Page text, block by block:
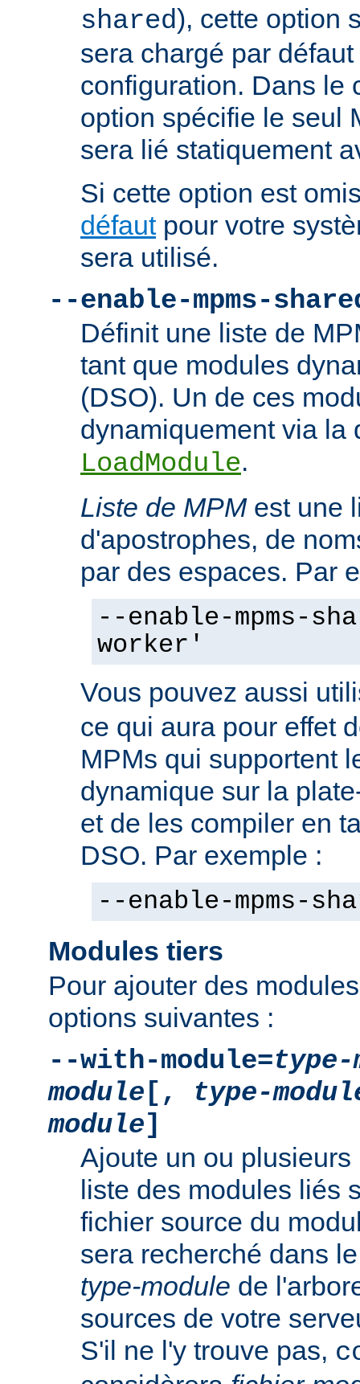
shared), cette option
sera chargé par
configuration. Dans le
option spécifie le seul
sera lié statiquement
Si cette option est
défautpour votre
sera utilisé.
--enable-mpms-
Définit une liste de
tant que modules
(DSO). Un de ces
dynamiquement via la
LoadModule.
Liste de MPMest une
d'apostrophes, de
par des espaces. Par
--enable-mpms-
worker'
Vous pouvez aussi
ce qui aura pour effet
MPMs qui supportent
dynamique sur la
et de les compiler en
DSO. Par exemple :
--enable-mpms-
Modules tiers
Pour ajouter des
options suivantes :
--with-module=type-
module [,
type-
module]
Ajoute un ou
liste des modules liés
fichier source du
sera recherché dans
type-module de
sources de votre
S'il ne l'y trouve pas,